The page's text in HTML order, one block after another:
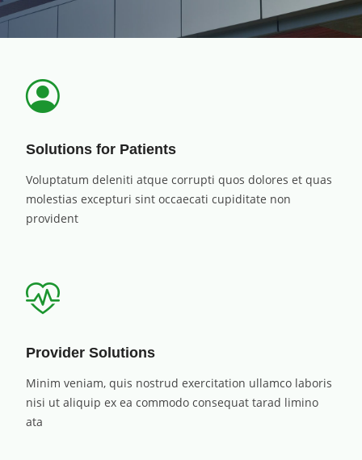
Solutions for Patients
Voluptatum deleniti atque corrupti quos dolores et quas
molestias excepturi sint occaecati cupiditate non
provident
Provider Solutions
Minim veniam, quis nostrud exercitation ullamco laboris
nisi ut aliquip ex ea commodo consequat tarad limino
ata